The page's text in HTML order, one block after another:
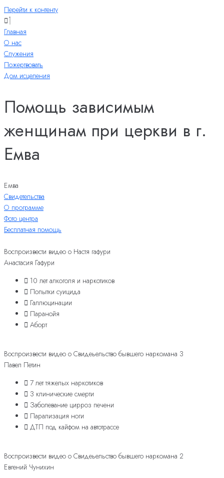
Перейти к контенту
Главная
О нас
Служения
Пожертвовать
Дом исцеления
Помощь зависимым
женщинам при церкви в г.
Емва
Емва
Свидетельства
О программе
Фото центра
Бесплатная помощь
Воспроизвести видео о Настя гафури
Анастасия Гафури
10 лет алкоголя и наркотиков
Попытки суицида
Галлюцинации
Паранойя
Аборт
Воспроизвести видео о Свидеьельство бывшего наркомана 3
Павел Петин
7 лет тяжелых наркотиков
3 клинические смерти
Заболевание цирроз печени
Парализация ноги
ДТП под кайфом на автотрассе
Воспроизвести видео о Свидеьельство бывшего наркомана 2
Евгений Чунихин